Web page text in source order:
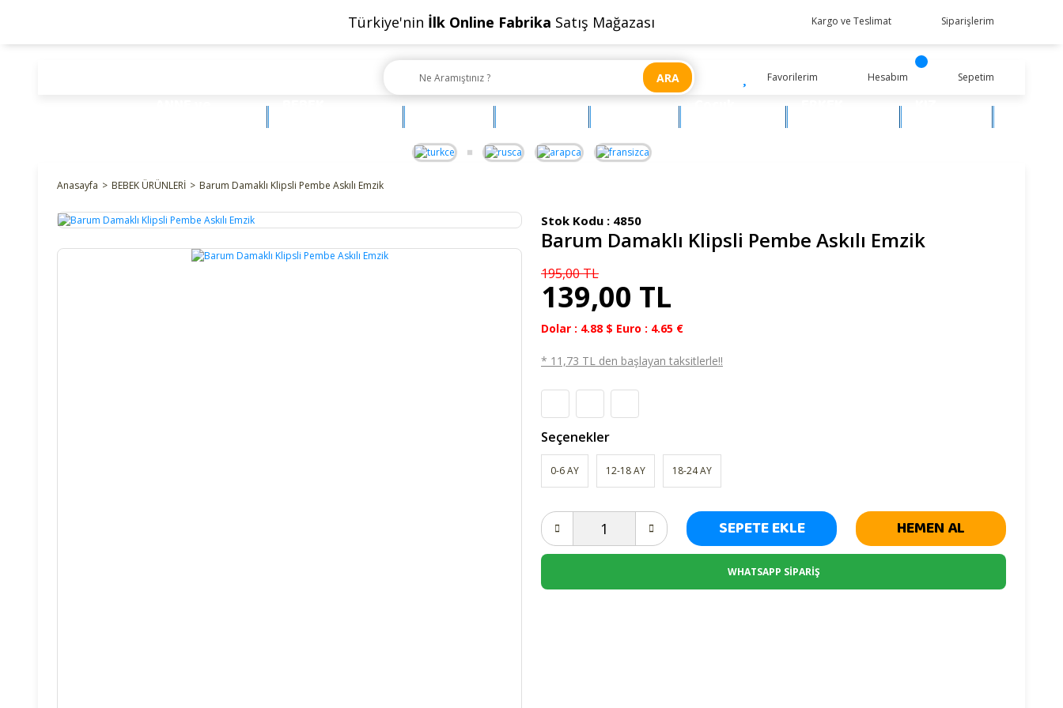
Türkiye'nin İlk Online Fabrika Satış Mağazası Kargo ve Teslimat Siparişlerim
ARA Favorilerim Hesabım Sepetim
Anasayfa BEBEK ÜRÜNLERİ Barum Damaklı Klipsli Pembe Askılı Emzik
%29
Stok Kodu : 4850
Barum Damaklı Klipsli Pembe Askılı Emzik
195,00 TL
139,00 TL
Dolar : 4.88 $ Euro : 4.65 €
* 11,73 TL den başlayan taksitlerle!!
Seçenekler
0-6 AY 12-18 AY 18-24 AY
SEPETE EKLE HEMEN AL
WHATSAPP SİPARİŞ